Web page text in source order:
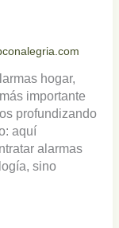
hogar,
importante
profundizando
aquí
alarmas
sino